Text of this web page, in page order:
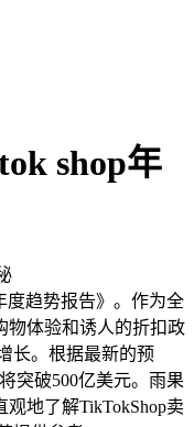
shop年
度趋势报告》。作为全
物体验和诱人的折扣政
长。根据最新的预
突破500亿美元。雨果
地了解TikTokShop卖